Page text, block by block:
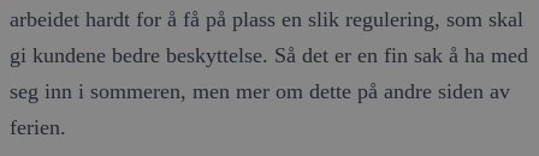
arbeidet hardt for å få på plass en slik regulering, som skal
gi kundene bedre beskyttelse. Så det er en fin sak å ha med
seg inn i sommeren, men mer om dette på andre siden av
ferien.